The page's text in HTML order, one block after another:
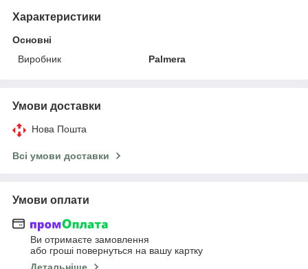
Характеристики
Основні
Виробник
Palmera
Умови доставки
Нова Пошта
Всі умови доставки
Умови оплати
Ви отримаєте замовлення
або гроші повернуться на вашу картку